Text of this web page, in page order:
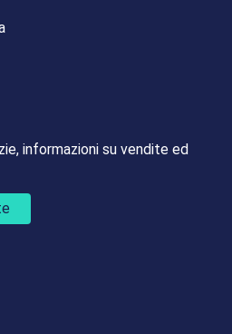
informazioni su vendite ed